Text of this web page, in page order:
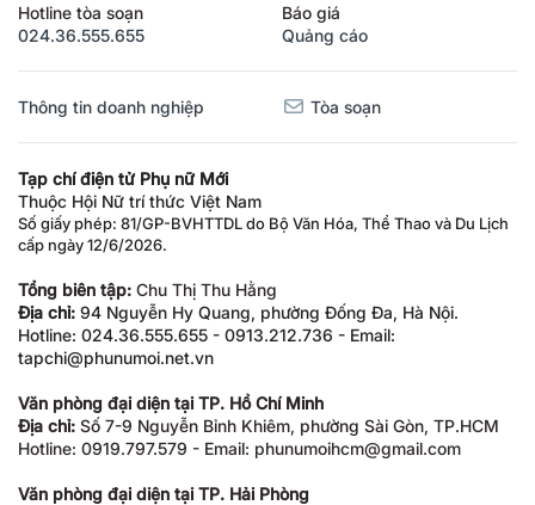
Hotline tòa soạn
024.36.555.655
Báo giá
Quảng cáo
Thông tin doanh nghiệp Tòa soạn
Tạp chí điện tử Phụ nữ Mới
Thuộc Hội Nữ trí thức Việt Nam
Số giấy phép: 81/GP-BVHTTDL do Bộ Văn Hóa, Thể Thao và Du Lịch
cấp ngày 12/6/2026.
Tổng biên tập: Chu Thị Thu Hằng
Địa chỉ: 94 Nguyễn Hy Quang, phường Đống Đa, Hà Nội.
Hotline: 024.36.555.655 - 0913.212.736 - Email:
tapchi@phunumoi.net.vn
Văn phòng đại diện tại TP. Hồ Chí Minh
Địa chỉ: Số 7-9 Nguyễn Bỉnh Khiêm, phường Sài Gòn, TP.HCM
Hotline: 0919.797.579 - Email: phunumoihcm@gmail.com
Văn phòng đại diện tại TP. Hải Phòng